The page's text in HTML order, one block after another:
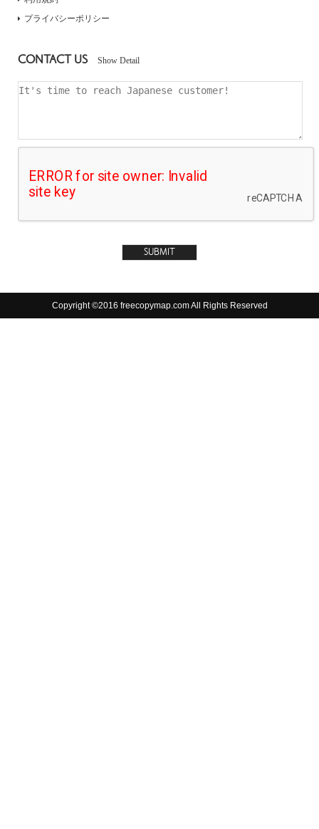
プライバシーポリシー
CONTACT US Show Detail
Copyright ©2016 freecopymap.com All Rights Reserved